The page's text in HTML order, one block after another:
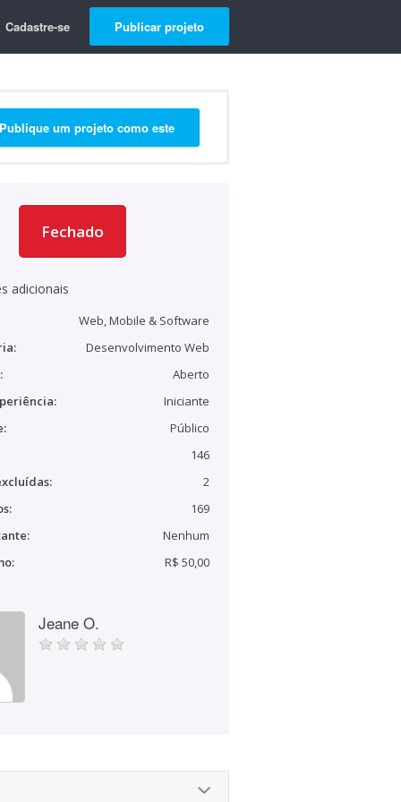
Cadastre-se Publicar projeto
Publique um projeto como este
Fechado
adicionais
Web, Mobile & Software
Desenvolvimento Web
Aberto
Iniciante
Público
146
2
169
Nenhum
R$ 50,00
Jeane O.